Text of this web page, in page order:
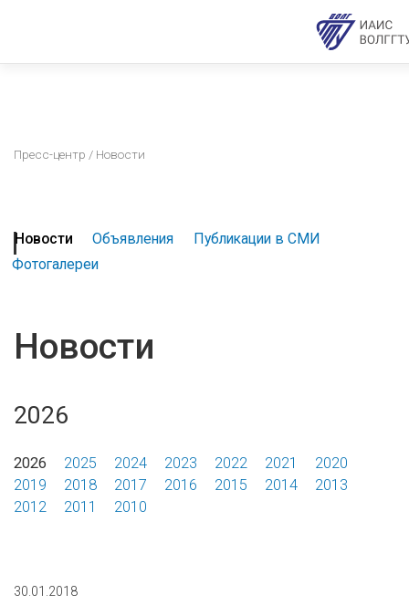
Пресс-центр / Новости
Новости Объявления
Публикации в СМИ
Фотогалереи
Новости
2026
2026 2025 2024 2023 2022 2021
2020
2019
2018 2017 2016 2015 2014
2013
2012
2011 2010
30.01.2018